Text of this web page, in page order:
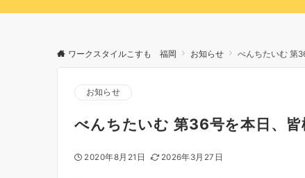
ワークスタイルこすも 福岡 お知らせ べんちたいむ 第
お知らせ
べんちたいむ 第36号を本日、皆
2020年8月21日 2026年3月27日